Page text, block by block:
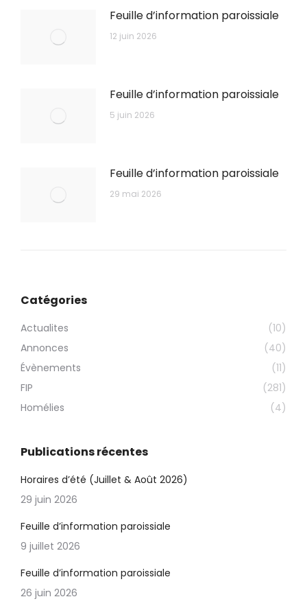
Feuille d’information paroissiale
12 juin 2026
Feuille d’information paroissiale
5 juin 2026
Feuille d’information paroissiale
29 mai 2026
Catégories
Actualites
(10)
Annonces
(40)
Évènements
(11)
FIP
(281)
Homélies
(4)
Publications récentes
Horaires d’été (Juillet & Août 2026)
29 juin 2026
Feuille d’information paroissiale
9 juillet 2026
Feuille d’information paroissiale
26 juin 2026